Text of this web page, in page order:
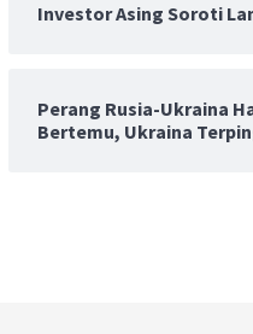
Investor Asing Soroti
Perang Rusia-Ukraina
Bertemu, Ukraina